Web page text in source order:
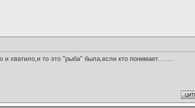
хватило,и то это "рыба" была,если кто понимает........